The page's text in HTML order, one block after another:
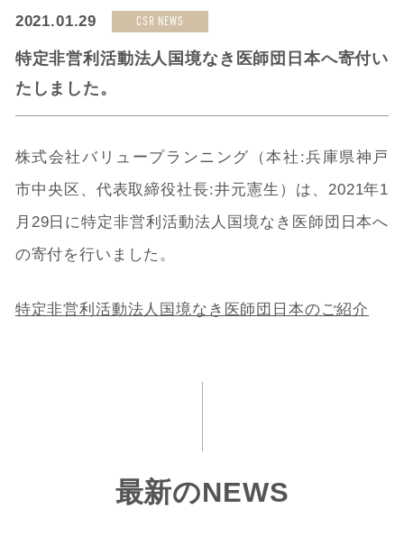
2021.01.29 CSR NEWS
特定非営利活動法人国境なき医師団日本へ寄付い
たしました。
株式会社バリュープランニング（本社:兵庫県神戸
市中央区、代表取締役社長:井元憲生）は、2021年1
月29日に特定非営利活動法人国境なき医師団日本へ
の寄付を行いました。
特定非営利活動法人国境なき医師団日本のご紹介
最新のNEWS